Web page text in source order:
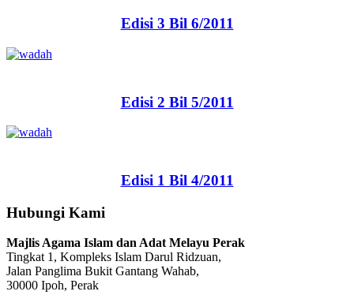
Edisi 3 Bil 6/2011
Edisi 2 Bil 5/2011
Edisi 1 Bil 4/2011
Hubungi Kami
Majlis Agama Islam dan Adat Melayu Perak
Tingkat 1, Kompleks Islam Darul Ridzuan,
Jalan Panglima Bukit Gantang Wahab,
30000 Ipoh, Perak